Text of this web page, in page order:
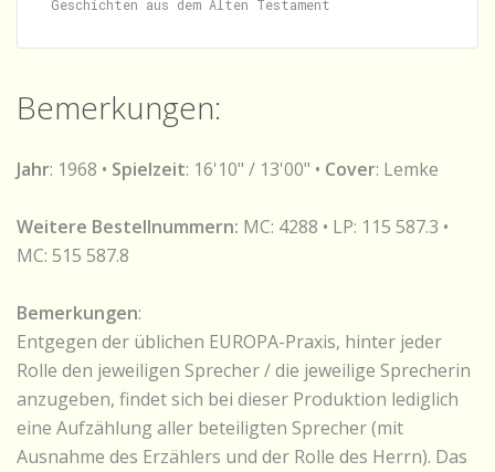
Bemerkungen:
Jahr: 1968 • Spielzeit: 16'10" / 13'00" • Cover: Lemke
Weitere Bestellnummern: MC: 4288 • LP: 115 587.3 •
MC: 515 587.8
Bemerkungen:
Entgegen der üblichen EUROPA-Praxis, hinter jeder
Rolle den jeweiligen Sprecher / die jeweilige Sprecherin
anzugeben, findet sich bei dieser Produktion lediglich
eine Aufzählung aller beteiligten Sprecher (mit
Ausnahme des Erzählers und der Rolle des Herrn). Das